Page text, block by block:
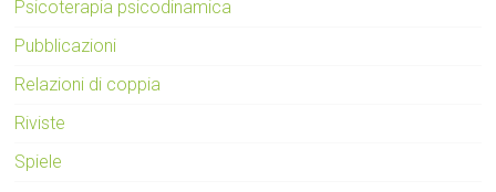
Psicoterapia psicodinamica
Pubblicazioni
Relazioni di coppia
Riviste
Spiele